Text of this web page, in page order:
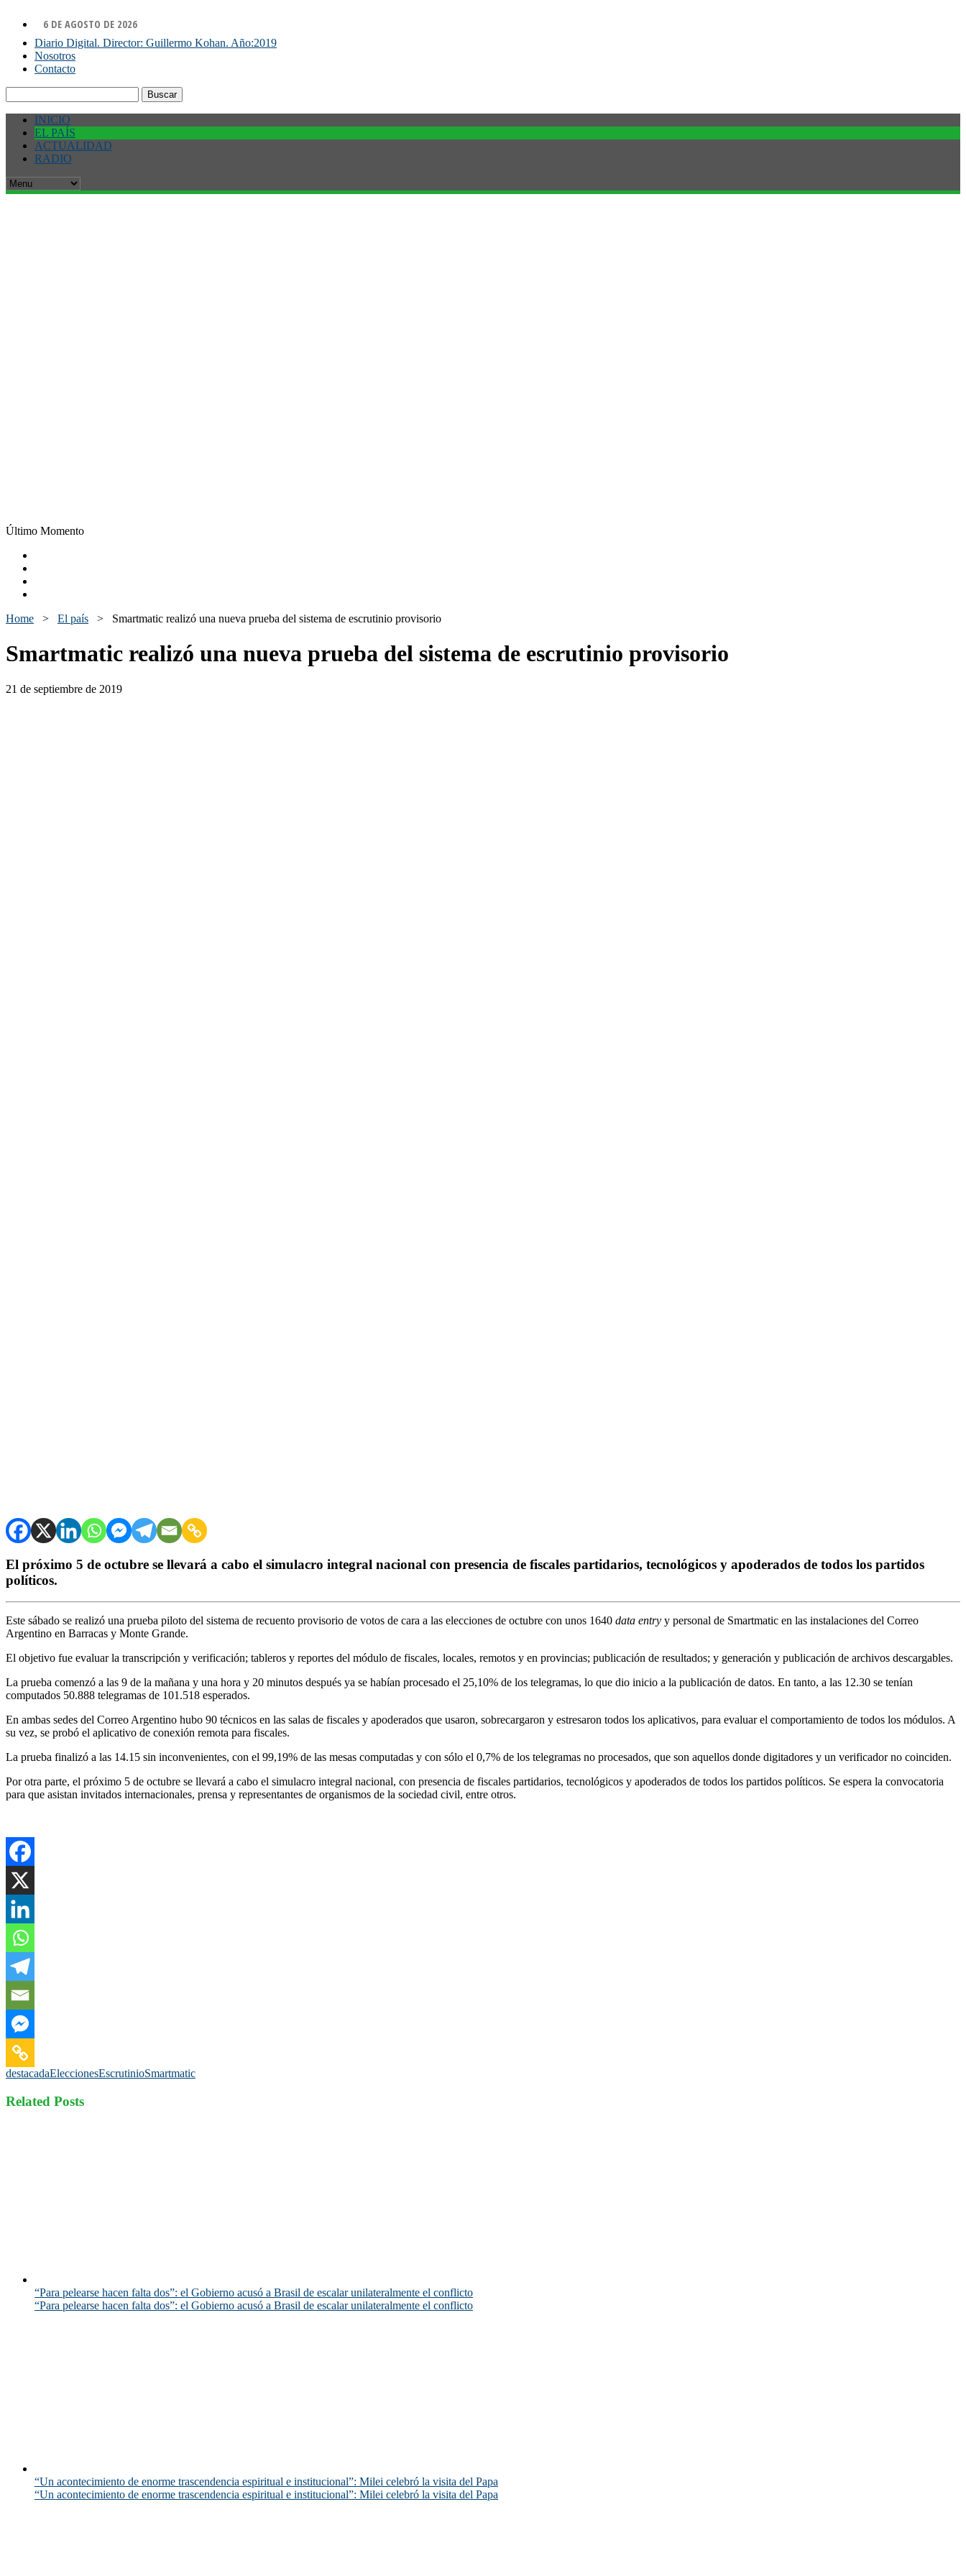
6 DE AGOSTO DE 2026
Diario Digital. Director: Guillermo Kohan. Año:2019
Nosotros
Contacto
INICIO
EL PAÍS
ACTUALIDAD
RADIO
Último Momento
Home > El país > Smartmatic realizó una nueva prueba del sistema de escrutinio provisorio
Smartmatic realizó una nueva prueba del sistema de escrutinio provisorio
21 de septiembre de 2019
El próximo 5 de octubre se llevará a cabo el simulacro integral nacional con presencia de fiscales partidarios, tecnológicos y apoderados de todos los partidos
políticos.
Este sábado se realizó una prueba piloto del sistema de recuento provisorio de votos de cara a las elecciones de octubre con unos 1640 data entry y personal de Smartmatic en las instalaciones del Correo
Argentino en Barracas y Monte Grande.
El objetivo fue evaluar la transcripción y verificación; tableros y reportes del módulo de fiscales, locales, remotos y en provincias; publicación de resultados; y generación y publicación de archivos descargables.
La prueba comenzó a las 9 de la mañana y una hora y 20 minutos después ya se habían procesado el 25,10% de los telegramas, lo que dio inicio a la publicación de datos. En tanto, a las 12.30 se tenían
computados 50.888 telegramas de 101.518 esperados.
En ambas sedes del Correo Argentino hubo 90 técnicos en las salas de fiscales y apoderados que usaron, sobrecargaron y estresaron todos los aplicativos, para evaluar el comportamiento de todos los módulos. A
su vez, se probó el aplicativo de conexión remota para fiscales.
La prueba finalizó a las 14.15 sin inconvenientes, con el 99,19% de las mesas computadas y con sólo el 0,7% de los telegramas no procesados, que son aquellos donde digitadores y un verificador no coinciden.
Por otra parte, el próximo 5 de octubre se llevará a cabo el simulacro integral nacional, con presencia de fiscales partidarios, tecnológicos y apoderados de todos los partidos políticos. Se espera la convocatoria
para que asistan invitados internacionales, prensa y representantes de organismos de la sociedad civil, entre otros.
destacadaEleccionesEscrutinioSmartmatic
Related Posts
“Para pelearse hacen falta dos”: el Gobierno acusó a Brasil de escalar unilateralmente el conflicto
“Para pelearse hacen falta dos”: el Gobierno acusó a Brasil de escalar unilateralmente el conflicto
“Un acontecimiento de enorme trascendencia espiritual e institucional”: Milei celebró la visita del Papa
“Un acontecimiento de enorme trascendencia espiritual e institucional”: Milei celebró la visita del Papa